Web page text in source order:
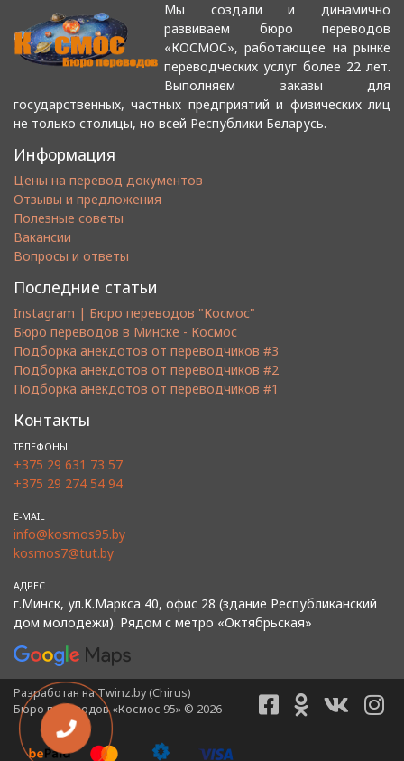
Мы создали и динамично
развиваем бюро переводов
«КОСМОС», работающее на рынке
переводческих услуг более 22 лет.
Выполняем заказы для
государственных, частных предприятий и физических лиц
не только столицы, но всей Республики Беларусь.
Информация
Цены на перевод документов
Отзывы и предложения
Полезные советы
Вакансии
Вопросы и ответы
Последние статьи
Instagram | Бюро переводов "Космос"
Бюро переводов в Минске - Космос
Подборка анекдотов от переводчиков #3
Подборка анекдотов от переводчиков #2
Подборка анекдотов от переводчиков #1
Контакты
ТЕЛЕФОНЫ
+375 29 631 73 57
+375 29 274 54 94
E-MAIL
info@kosmos95.by
kosmos7@tut.by
АДРЕС
г.Минск, ул.К.Маркса 40, офис 28 (здание Республиканский
дом молодежи). Рядом с метро «Октябрьская»
Разработан наTwinz.by (Chirus)
Бюро переводов ‎«Космос 95»‎ © 2026